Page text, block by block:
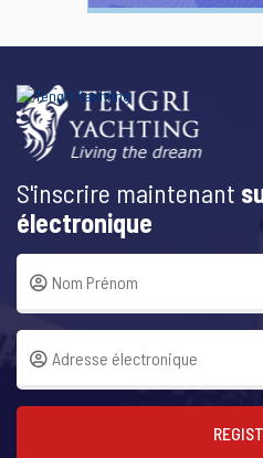
S'inscrire maintenant
électronique